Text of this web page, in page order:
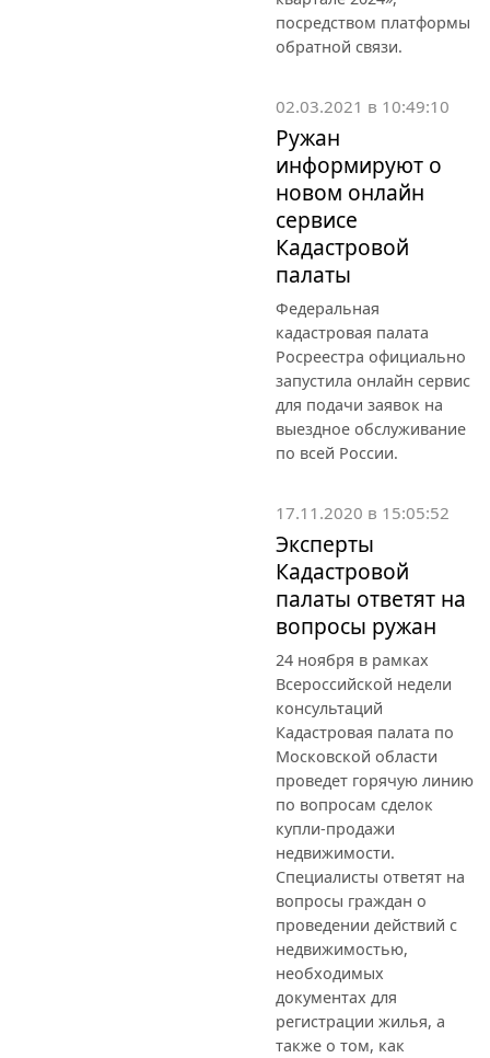
посредством платформы
обратной связи.
02.03.2021 в 10:49:10
Ружан
информируют о
новом онлайн
сервисе
Кадастровой
палаты
Федеральная
кадастровая палата
Росреестра официально
запустила онлайн сервис
для подачи заявок на
выездное обслуживание
по всей России.
17.11.2020 в 15:05:52
Эксперты
Кадастровой
палаты ответят на
вопросы ружан
24 ноября в рамках
Всероссийской недели
консультаций
Кадастровая палата по
Московской области
проведет горячую линию
по вопросам сделок
купли-продажи
недвижимости.
Специалисты ответят на
вопросы граждан о
проведении действий с
недвижимостью,
необходимых
документах для
регистрации жилья, а
также о том, как